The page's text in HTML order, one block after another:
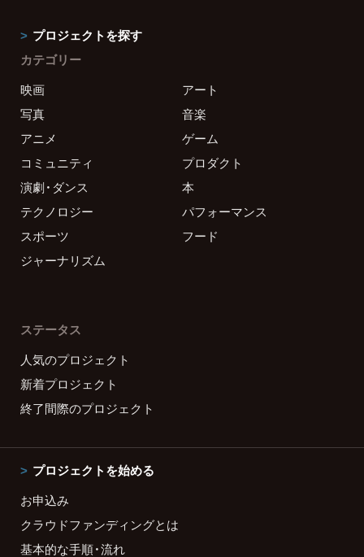
プロジェクトを探す
カテゴリー
映画
アート
写真
音楽
アニメ
ゲーム
コミュニティ
プロダクト
演劇・ダンス
本
テクノロジー
パフォーマンス
スポーツ
フード
ジャーナリズム
ステータス
人気のプロジェクト
新着プロジェクト
終了間際のプロジェクト
プロジェクトを始める
お申込み
クラウドファンディングとは
基本的な手順・流れ